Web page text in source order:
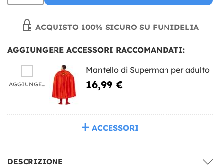
ACQUISTO 100% SICURO SU FUNIDELIA
AGGIUNGERE ACCESSORI RACCOMANDATI:
AGGIUNGERE
Mantello di Superman per adulto
16,99 €
ACCESSORI
DESCRIZIONE